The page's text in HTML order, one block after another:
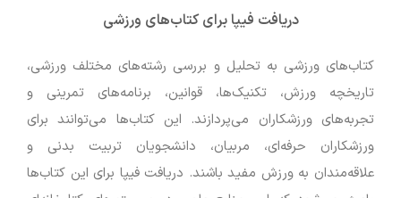
دریافت فیپا برای کتاب‌های ورزشی
کتاب‌های ورزشی به تحلیل و بررسی رشته‌های مختلف ورزشی،
تاریخچه ورزش، تکنیک‌ها، قوانین، برنامه‌های تمرینی و
تجربه‌های ورزشکاران می‌پردازند. این کتاب‌ها می‌توانند برای
ورزشکاران حرفه‌ای، مربیان، دانشجویان تربیت بدنی و
علاقه‌مندان به ورزش مفید باشند. دریافت فیپا برای این کتاب‌ها